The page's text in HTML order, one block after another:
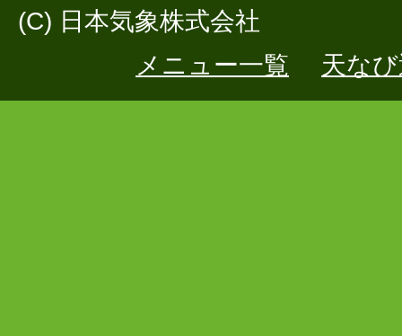
(C) 日本気象株式会社
メニュー一覧
天な